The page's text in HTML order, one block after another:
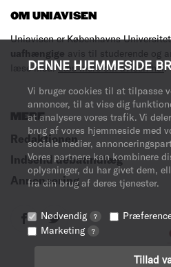
DENNE HJEMMESIDE
Vi bruger cookies til at tilpasse
annoncer, til at vise dig
at analysere vores trafik. Vi
brug af vores hjemmeside med
sociale medier,
Vores partnere kan kombinere
oplysninger, du har givet dem,
fra din brug af deres tjenester.
Nødvendig ?
Marketing ?
Tillad
OM UNIAVISEN
Uniavisen er Københavns
uafhængige avis til studerende og
læse med.Læs mere om avisen her.
MERE
Redaktionen
Indsend debatindlæg
Annoncering